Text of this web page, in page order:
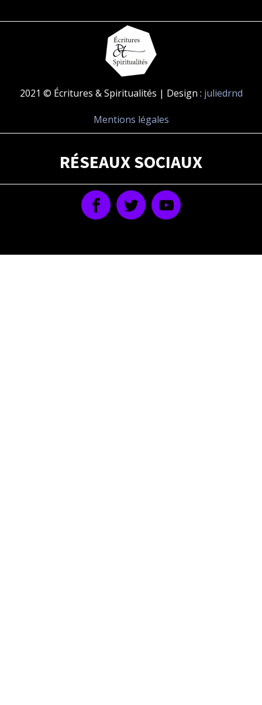
2021 © Écritures & Spiritualités | Design : juliedrnd
Mentions légales
RÉSEAUX SOCIAUX